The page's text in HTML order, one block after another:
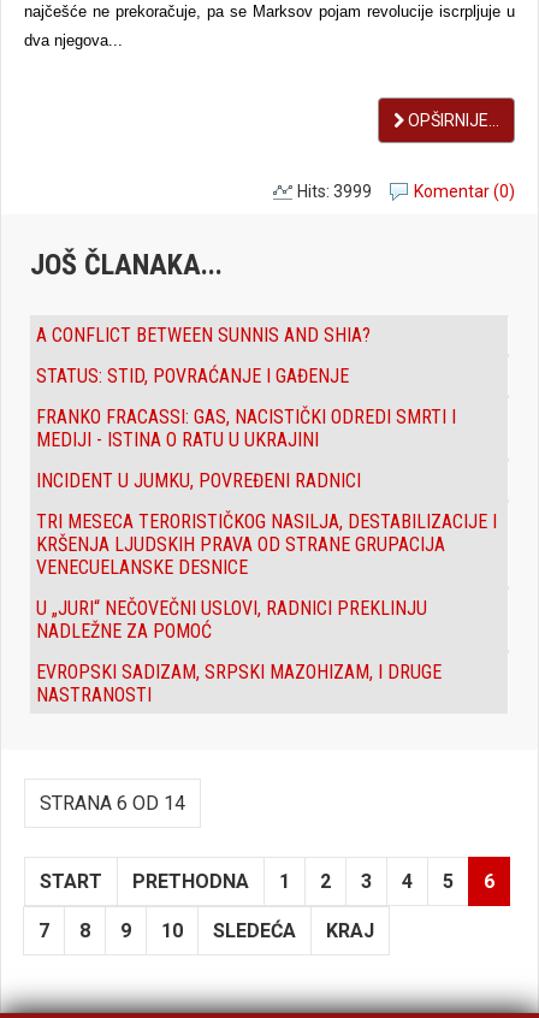
najčešće ne prekoračuje, pa se Marksov pojam revolucije iscrpljuje u
dva njegova...
OPŠIRNIJE...
Komentar (0)
Hits: 3999
JOŠ ČLANAKA...
A CONFLICT BETWEEN SUNNIS AND SHIA?
STATUS: STID, POVRAĆANJE I GAĐENJE
FRANKO FRACASSI: GAS, NACISTIČKI ODREDI SMRTI I
MEDIJI - ISTINA O RATU U UKRAJINI
INCIDENT U JUMKU, POVREĐENI RADNICI
TRI MESECA TERORISTIČKOG NASILJA, DESTABILIZACIJE I
KRŠENJA LJUDSKIH PRAVA OD STRANE GRUPACIJA
VENECUELANSKE DESNICE
U „JURI“ NEČOVEČNI USLOVI, RADNICI PREKLINJU
NADLEŽNE ZA POMOĆ
EVROPSKI SADIZAM, SRPSKI MAZOHIZAM, I DRUGE
NASTRANOSTI
STRANA 6 OD 14
START PRETHODNA 1 2 3 4 5 6
7 8 9 10 SLEDEĆA KRAJ